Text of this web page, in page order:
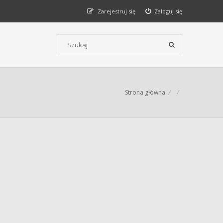
Zaloguj się
Zarejestruj się
Strona główna